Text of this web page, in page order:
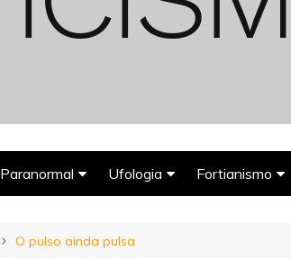
Paranormal Ufologia
Deuses Astronautas
Fortianismo
O pulso ainda pulsa